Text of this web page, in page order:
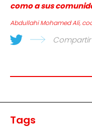
como a sus
Abdullahi Mohamed Ali,
Compartir
Tags